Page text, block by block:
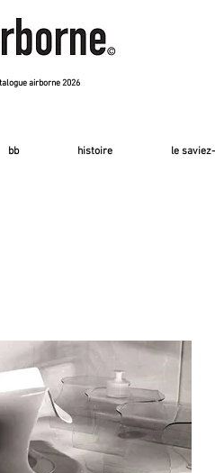
airborne 2026
bb histoire le